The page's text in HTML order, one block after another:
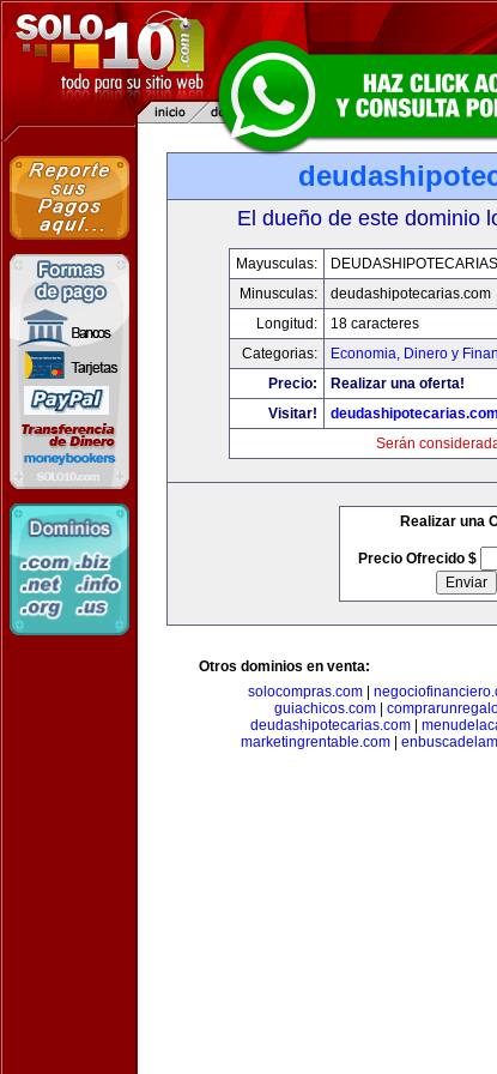
El dueño de este dominio
Mayusculas:
Minusculas:
deudashipotecarias.com
Longitud:
18 caracteres
Categorias:
Economia, Dinero y
Precio:
Realizar una oferta!
Visitar!
deudashipotecarias.com
Serán
Realizar una
Precio Ofrecido $
Otros dominios en venta:
solocompras.com|
guiachicos.com
deudashipotecarias.com|
marketingrentable.com|